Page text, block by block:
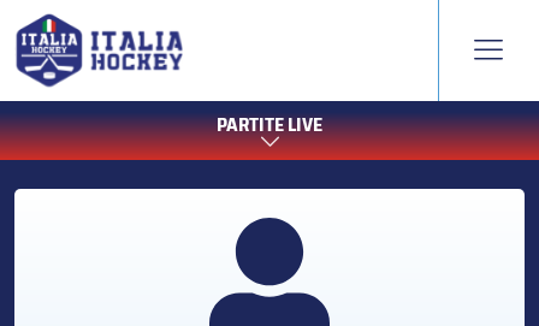
PARTITE LIVE